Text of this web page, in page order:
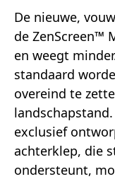
De nieuwe,
de ZenScreen™
en weegt
standaard
overeind te
exclusief
achterklep, die
ondersteunt,